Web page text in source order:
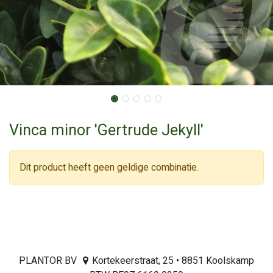
Vinca minor 'Gertrude Jekyll'
Dit product heeft geen geldige combinatie.
PLANTOR BV
Kortekeerstraat, 25 • 8851 Koolskamp